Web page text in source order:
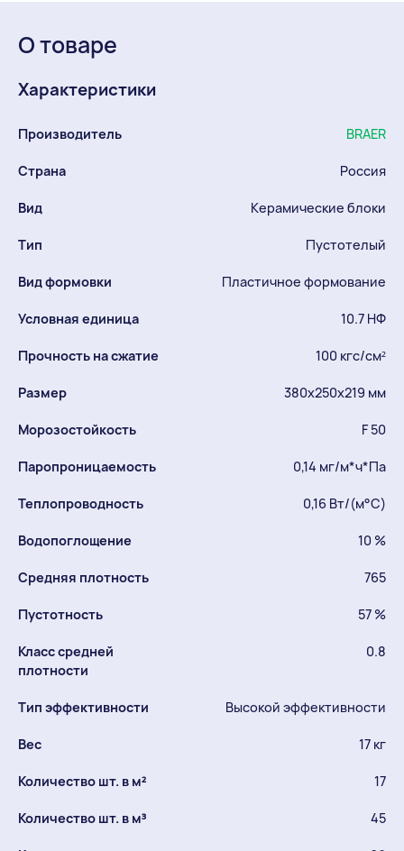
О товаре
Характеристики
Производитель BRAER
Страна Россия
Вид Керамические блоки
Тип Пустотелый
Вид формовки Пластичное формование
Условная единица 10.7 НФ
Прочность на сжатие 100 кгс/см²
Размер 380х250х219 мм
Морозостойкость F 50
Паропроницаемость 0,14 мг/м*ч*Па
Теплопроводность 0,16 Вт/(м°C)
Водопоглощение 10 %
Средняя плотность 765
Пустотность 57 %
Класс средней
плотности
0.8
Тип эффективности Высокой эффективности
Вес 17 кг
Количество шт. в м² 17
Количество шт. в м³ 45